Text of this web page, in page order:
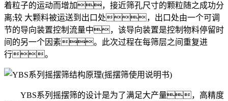
着粒子的运动而增加，接近筛孔尺寸的颗粒随之成功分
离;较 大颗料被运送到出口处，出口处由一个可调
节的导向装置控制流量中，该导向装置是控制物料停留时
间的另一个因素。此次过程在每筛层之间重复进
行。
YBS系列摇摆筛的设计是为了满足大产量，高精度